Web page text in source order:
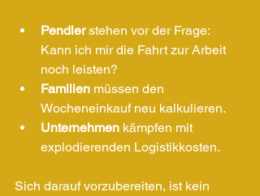
Pendler stehen vor der Frage:
Kann ich mir die Fahrt zur Arbeit
noch leisten?
Familien müssen den
Wocheneinkauf neu kalkulieren.
Unternehmen kämpfen mit
explodierenden Logistikkosten.
Sich darauf vorzubereiten, ist kein